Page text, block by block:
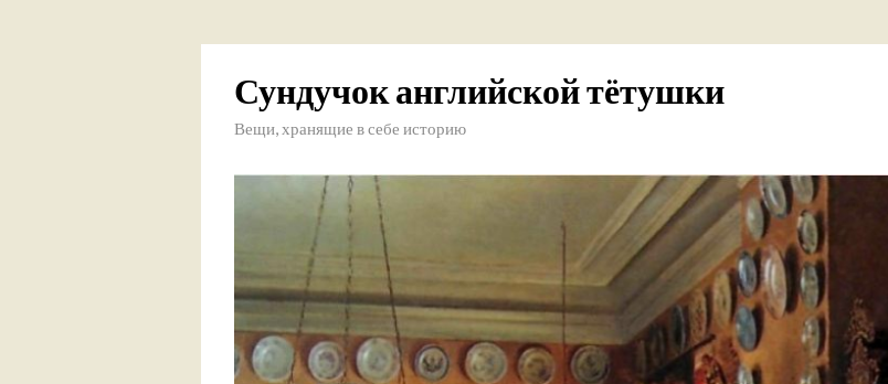
Сундучок английской тётушки
Вещи, хранящие в себе историю